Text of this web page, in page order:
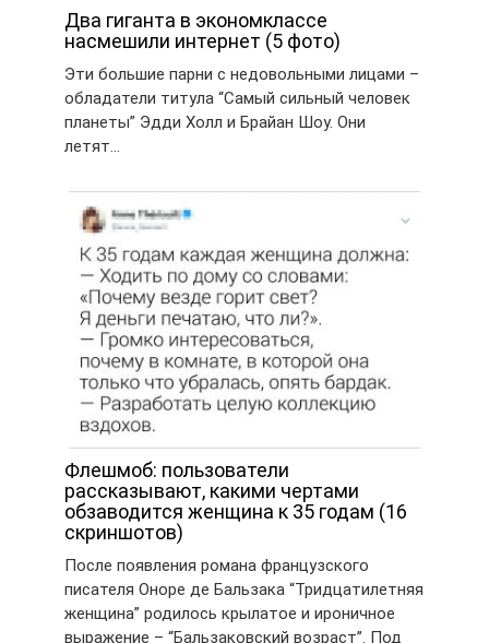
Два гиганта в экономклассе
насмешили интернет (5 фото)
Эти большие парни с недовольными лицами –
обладатели титула “Самый сильный человек
планеты” Эдди Холл и Брайан Шоу. Они
летят…
Флешмоб: пользователи
рассказывают, какими чертами
обзаводится женщина к 35 годам (16
скриншотов)
После появления романа французского
писателя Оноре де Бальзака “Тридцатилетняя
женщина” родилось крылатое и ироничное
выражение – “Бальзаковский возраст”. Под